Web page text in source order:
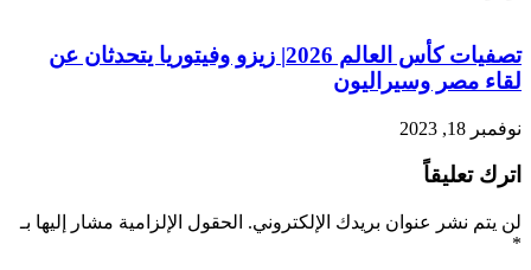
تصفيات كأس العالم 2026| زيزو وفيتوريا يتحدثان عن
لقاء مصر وسيراليون
نوفمبر 18, 2023
اترك تعليقاً
لن يتم نشر عنوان بريدك الإلكتروني. الحقول الإلزامية مشار إليها بـ
*